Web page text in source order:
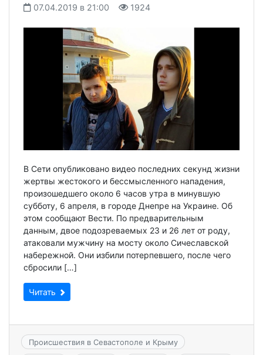
07.04.2019 в 21:00 1924
В Сети опубликовано видео последних секунд жизни
жертвы жестокого и бессмысленного нападения,
произошедшего около 6 часов утра в минувшую
субботу, 6 апреля, в городе Днепре на Украине. Об
этом сообщают Вести. По предварительным
данным, двое подозреваемых 23 и 26 лет от роду,
атаковали мужчину на мосту около Сичеславской
набережной. Они избили потерпевшего, после чего
сбросили […]
Читать
Происшествия в Севастополе и Крыму